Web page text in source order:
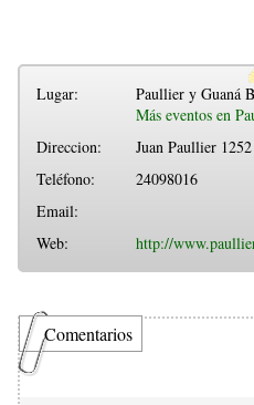
Lugar:
Paullier y Guaná
Más eventos en
Direccion:
Juan Paullier 1252
Teléfono:
24098016
Email:
Web:
http://
Comentarios